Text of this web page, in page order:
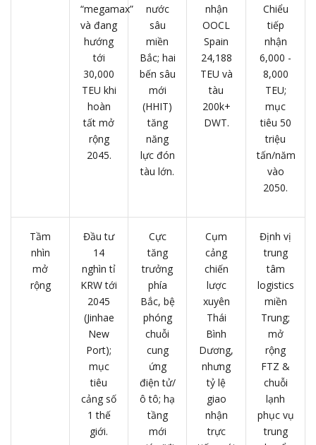
“megamax”
và đang
hướng
tới
30,000
TEU khi
hoàn
tất mở
rộng
2045.
nước
sâu
miền
Bắc; hai
bến sâu
mới
(HHIT)
tăng
năng
lực đón
tàu lớn.
nhận
OOCL
Spain
24,188
TEU và
tàu
200k+
DWT.
Chiểu
tiếp
nhận
6,000 -
8,000
TEU;
mục
tiêu 50
triệu
tấn/năm
vào
2050.
Tầm
nhìn
mở
rộng
Đầu tư
14
nghìn tỉ
KRW tới
2045
(Jinhae
New
Port);
mục
tiêu
cảng số
1 thế
giới.
Cực
tăng
trưởng
phía
Bắc, bệ
phóng
chuỗi
cung
ứng
điện tử/
ô tô; hạ
tầng
mới
Cụm
cảng
chiến
lược
xuyên
Thái
Bình
Dương,
nhưng
tỷ lệ
giao
nhận
trực
Định vị
trung
tâm
logistics
miền
Trung;
mở
rộng
FTZ &
chuỗi
lạnh
phục vụ
trung